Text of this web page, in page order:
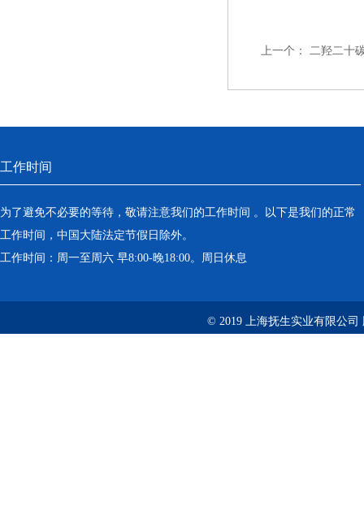
上一个： 二羟二十
工作时间
为了避免不必要的等待，敬请注意我们的工作时间 。以下是我们的正常
工作时间，中国大陆法定节假日除外。
工作时间：周一至周六 早8:00-晚18:00。周日休息
© 2019 上海抚生实业有限公司